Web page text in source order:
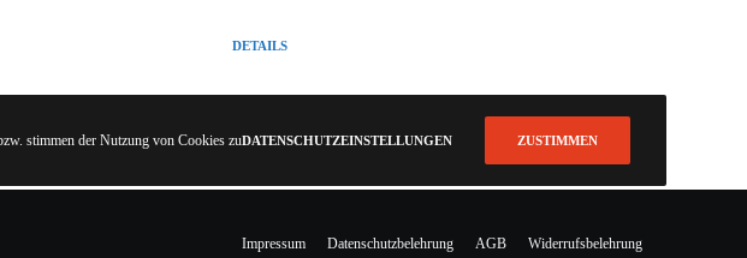
DETAILS
Impressum Datenschutzbelehrung AGB Widerrufsbelehrung
stimmen der Nutzung von Cookies zu.DATENSCHUTZEINSTELLUNGEN ZUSTIMMEN